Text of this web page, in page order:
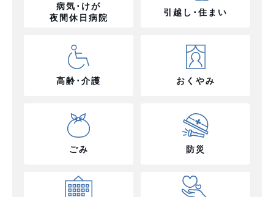
病気･けが
夜間休日病院
引越し･住まい
高齢･介護 おくやみ
ごみ 防災